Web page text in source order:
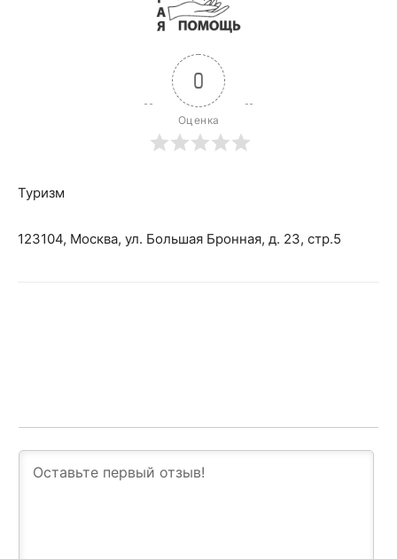
0
Оценка
Туризм
123104, Москва, ул. Большая Бронная, д. 23, стр.5